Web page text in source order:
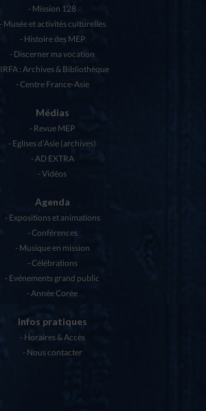
Mission 128
Musée et activités culturelles
Histoire des MEP
Discerner ma vocation
IRFA : Archives & Bibliothèque
Centre France-Asie
Médias
Revue MEP
Eglises d’Asie (archives)
AD EXTRA
Vidéos
Agenda
Expositions et animations
Conférences
Musique en mission
Célébrations
Evénements grand public
Année Corée
Infos pratiques
Horaires & Accès
Nous contacter